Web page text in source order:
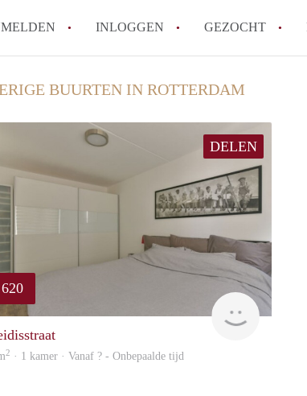
INLOGGEN GEZOCHT
Moet ik mij inschrijven bij de
Wat kost een studentenkamer
In welke wijken van
Hoe vind ik een kamer in
Alle veelgestelde vragen
BUURTEN IN ROTTERDAM
DELEN
620
Woning
2 · 1 kamer · Vanaf ? - Onbepaalde tijd